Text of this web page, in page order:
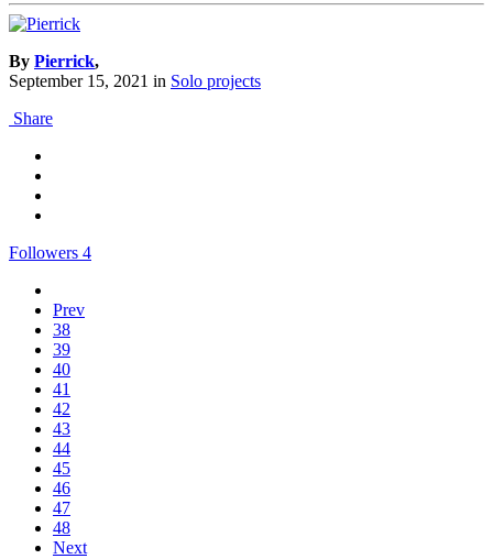
By Pierrick,
September 15, 2021 in Solo projects
Share
Followers 4
Prev
38
39
40
41
42
43
44
45
46
47
48
Next